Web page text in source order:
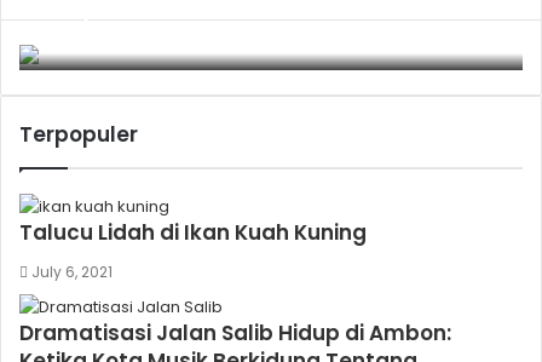
Terpopuler
Talucu Lidah di Ikan Kuah Kuning
July 6, 2021
Dramatisasi Jalan Salib Hidup di Ambon: